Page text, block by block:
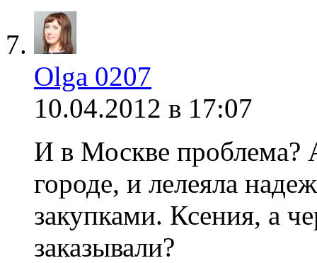
Olga 0207
10.04.2012 в 17:07
И в Москве проблема?
городе, и лелеяла
закупками. Ксения, а
заказывали?